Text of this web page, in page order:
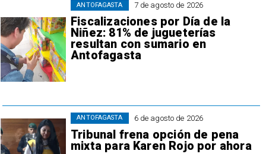
7 de agosto de 2026
Fiscalizaciones por Día de la
Niñez: 81% de jugueterías
resultan con sumario en
Antofagasta
ANTOFAGASTA
6 de agosto de 2026
Tribunal frena opción de pena
mixta para Karen Rojo por ahora
ANTOFAGASTA